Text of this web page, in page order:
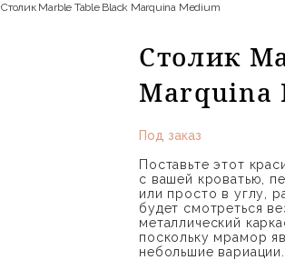
Столик Marble Table Black Marquina Medium
Столик
Marquina
Под заказ
Поставьте этот
с вашей кроватью,
или просто в углу,
будет смотреться
металлический
поскольку мрамор
небольшие вариации.